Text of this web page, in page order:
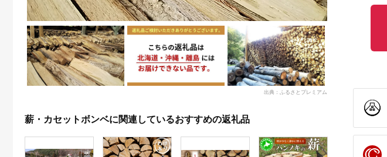
出典：ふるさとプレミアム
薪・カセットボンベに関連しているおすすめの返礼品